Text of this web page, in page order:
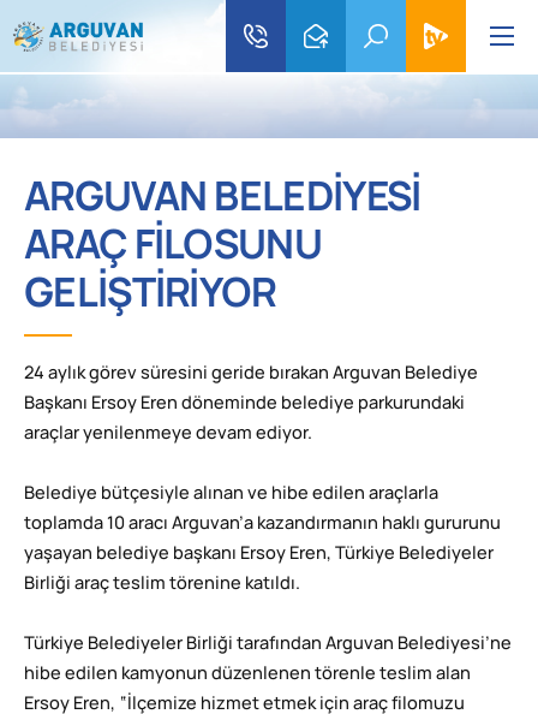
ARGUVAN BELEDİYESİ
ARAÇ FİLOSUNU
GELİŞTİRİYOR
24 aylık görev süresini geride bırakan Arguvan Belediye
Başkanı Ersoy Eren döneminde belediye parkurundaki
araçlar yenilenmeye devam ediyor.
Belediye bütçesiyle alınan ve hibe edilen araçlarla
toplamda 10 aracı Arguvan’a kazandırmanın haklı gururunu
yaşayan belediye başkanı Ersoy Eren, Türkiye Belediyeler
Birliği araç teslim törenine katıldı.
Türkiye Belediyeler Birliği tarafından Arguvan Belediyesi’ne
hibe edilen kamyonun düzenlenen törenle teslim alan
Ersoy Eren, “İlçemize hizmet etmek için araç filomuzu